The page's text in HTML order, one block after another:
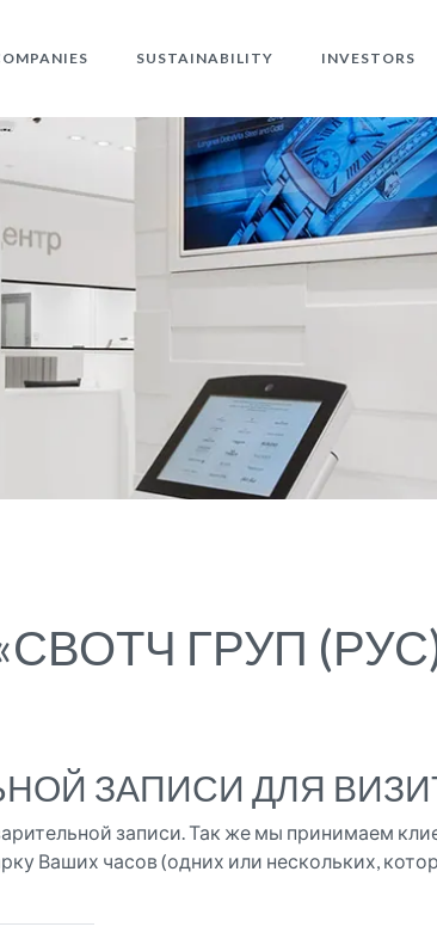
SUSTAINABILITY INVESTORS
ГРУП
ЗАПИСИ ДЛЯ
записи. Так же мы принимаем
Ваших часов (одних или нескольких,